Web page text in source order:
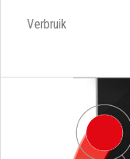
Verbruik